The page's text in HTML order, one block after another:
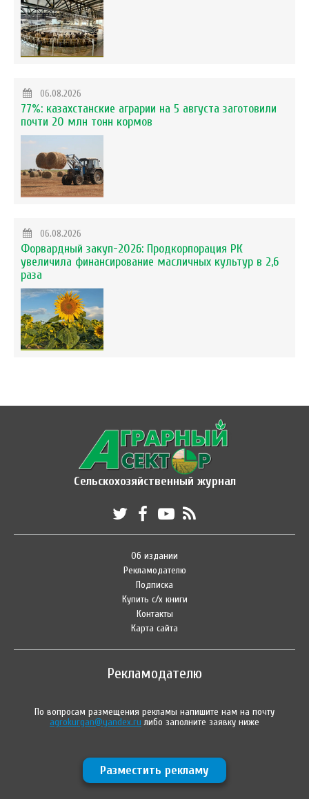
06.08.2026
77%: казахстанские аграрии на 5 августа заготовили
почти 20 млн тонн кормов
06.08.2026
Форвардный закуп-2026: Продкорпорация РК
увеличила финансирование масличных культур в 2,6
раза
Сельскохозяйственный журнал
Об издании
Рекламодателю
Подписка
Купить с/х книги
Контакты
Карта сайта
Рекламодателю
По вопросам размещения рекламы напишите нам на почту
agrokurgan@yandex.ru либо заполните заявку ниже
Разместить рекламу